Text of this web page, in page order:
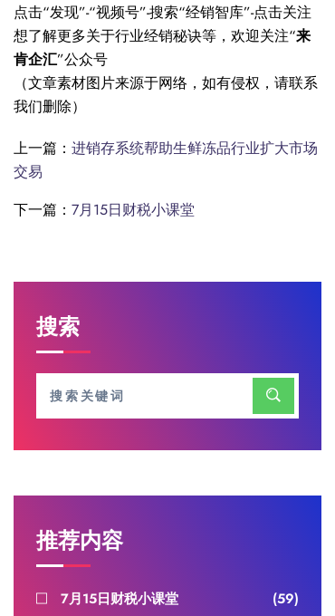
点击“发现”-“视频号”-搜索“经销智库”-点击关注
想了解更多关于行业经销秘诀等，欢迎关注“来
肯企汇”公众号
（文章素材图片来源于网络，如有侵权，请联系
我们删除）
上一篇： 进销存系统帮助生鲜冻品行业扩大市场
交易
下一篇： 7月15日财税小课堂
搜索
推荐内容
7月15日财税小课堂
(59)